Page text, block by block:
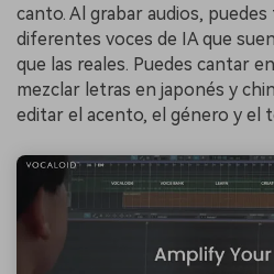
canto. Al grabar audios,
diferentes voces de IA que
que las reales. Puedes cantar
mezclar letras en japonés y
editar el acento, el género y el